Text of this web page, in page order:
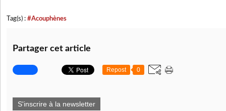
Tag(s) : #Acouphènes
Partager cet article
Repost 0
S'inscrire à la newsletter